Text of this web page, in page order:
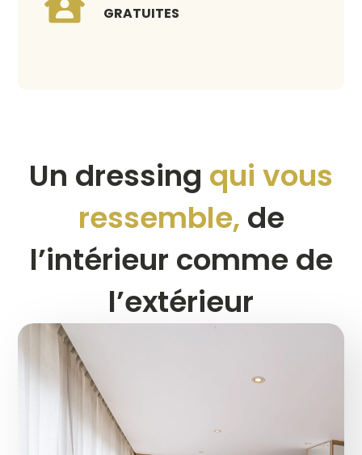
GRATUITES
Un dressing qui vous
ressemble, de
l’intérieur comme de
l’extérieur